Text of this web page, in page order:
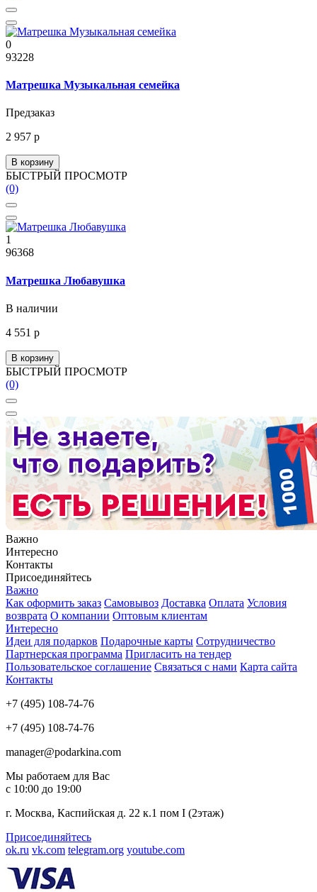
0
93228
Матрешка Музыкальная семейка
Предзаказ
2 957 р
В корзину
БЫСТРЫЙ ПРОСМОТР
(0)
1
96368
Матрешка Любавушка
В наличии
4 551 р
В корзину
БЫСТРЫЙ ПРОСМОТР
(0)
Важно
Интересно
Контакты
Присоединяйтесь
Важно
Как оформить заказ Самовывоз Доставка Оплата Условия
возврата О компании Оптовым клиентам
Интересно
Идеи для подарков Подарочные карты Сотрудничество
Партнерская программа Пригласить на тендер
Пользовательское соглашение Связаться с нами Карта сайта
Контакты
+7 (495) 108-74-76
+7 (495) 108-74-76
manager@podarkina.com
Мы работаем для Вас
с 10:00 до 19:00
г. Москва, Каспийская д. 22 к.1 пом I (2этаж)
Присоединяйтесь
ok.ru vk.com telegram.org youtube.com